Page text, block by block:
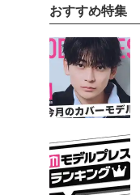
おすすめ特集